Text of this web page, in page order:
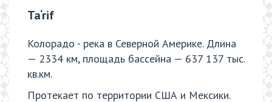
Ta‘rif
Колорадо - река в Северной Америке. Длина
— 2334 км, площадь бассейна — 637 137 тыс.
кв.км.
Протекает по территории США и Мексики.